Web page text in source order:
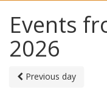
Events
2026
Previous day